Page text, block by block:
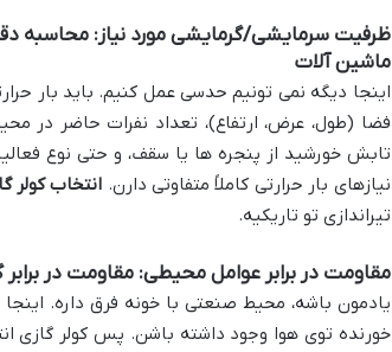
ظرفیت سرمایشی/گرمایشی مورد نیاز: محاسبه
ماشین آلات
اینجا دیگه نمی تونیم حدسی عمل کنیم. باید بار
فضا (طول، عرض، ارتفاع)، تعداد نفرات حاضر در
تابش خورشید از پنجره ها یا سقف، و حتی نوع
نیازهای بار حرارتی کاملاً متفاوتی دارن. انتخاب
تیراندازی تو تاریکیه.
مقاومت در برابر عوامل محیطی: مقاومت در برابر
یادمون باشه، محیط صنعتی با خونه فرق داره. اینجا
خورنده توی هوا وجود داشته باشن. پس کولر گازی